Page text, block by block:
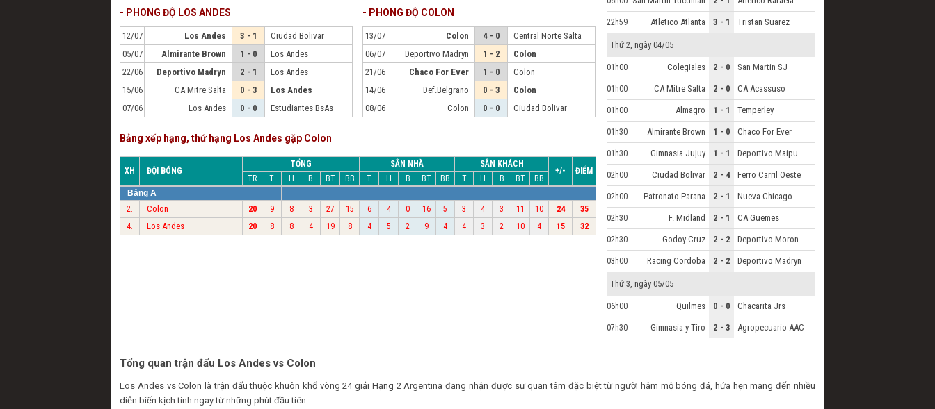
- PHONG ĐỘ LOS ANDES
12/07 Los Andes 3 - 1
Ciudad Bolivar
05/07
Almirante Brown 1 - 0
Los Andes
22/06
Deportivo Madryn 2 - 1
Los Andes
15/06
CA Mitre Salta 0 - 3
Los Andes
07/06
Los Andes 0 - 0 Estudiantes BsAs
- PHONG ĐỘ COLON
13/07 Colon 4 - 0
Central Norte Salta
06/07
Deportivo Madryn 1 - 2
Colon
21/06
Chaco For Ever 1 - 0
Colon
14/06
Def.Belgrano 0 - 3
Colon
08/06
Colon 0 - 0 Ciudad Bolivar
Bảng xếp hạng, thứ hạng Los Andes gặp Colon
XH ĐỘI BÓNG
TỔNG SÂN NHÀ SÂN KHÁCH
+/- ĐIỂM
TR T H B BT BB T H B BT BB T H B BT
BB
Bảng A
2.
Colon 20 9 8 3 27 15 6 4 0 16 5 3 4 3 11 10 24
35
4.
Los Andes 20 8 8 4 19 8 4 5 2 9 4 4 3 2 10 4 15 32
22h59 Atletico Atlanta 3 - 1 Tristan Suarez
Thứ 2, ngày 04/05
01h00 Colegiales 2 - 0 San Martin SJ
01h00 CA Mitre Salta 2 - 0 CA Acassuso
01h00 Almagro 1 - 1 Temperley
01h30 Almirante Brown 1 - 0 Chaco For Ever
01h30 Gimnasia Jujuy 1 - 1 Deportivo Maipu
02h00 Ciudad Bolivar 2 - 4 Ferro Carril Oeste
02h00 Patronato Parana 2 - 1 Nueva Chicago
02h30 F. Midland 2 - 1 CA Guemes
02h30 Godoy Cruz 2 - 2 Deportivo Moron
03h00 Racing Cordoba 2 - 2 Deportivo Madryn
Thứ 3, ngày 05/05
06h00 Quilmes 0 - 0 Chacarita Jrs
07h30 Gimnasia y Tiro 2 - 3 Agropecuario AAC
Tổng quan trận đấu Los Andes vs Colon
Los Andes vs Colon là trận đấu thuộc khuôn khổ vòng 24 giải Hạng 2 Argentina đang nhận được sự quan tâm đặc biệt từ người hâm mộ bóng đá, hứa hẹn mang đến nhiều
diễn biến kịch tính ngay từ những phút đầu tiên.